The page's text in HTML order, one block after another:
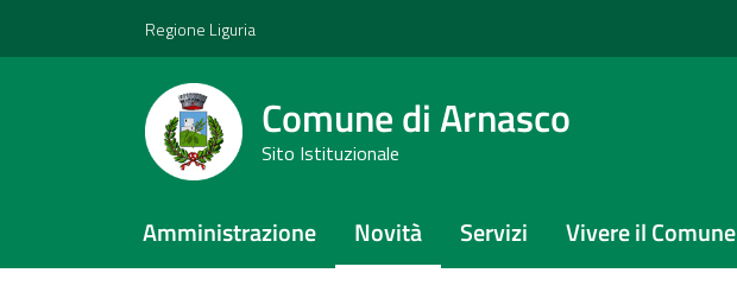
Regione Liguria
Comune di Arnasco
Sito Istituzionale
Amministrazione Novità Servizi Vivere il Comune